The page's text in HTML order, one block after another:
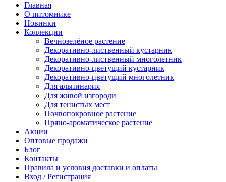
Главная
О питомнике
Новинки
Коллекции
Вечнозелёное растение
Декоративно-лиственный кустарник
Декоративно-лиственный многолетник
Декоративно-цветущий кустарник
Декоративно-цветущий многолетник
Для альпинария
Для живой изгороди
Для тенистых мест
Почвопокровное растение
Пряно-ароматическое растение
Акции
Оптовые продажи
Блог
Контакты
Правила и условия доставки и оплаты
Вход / Регистрация